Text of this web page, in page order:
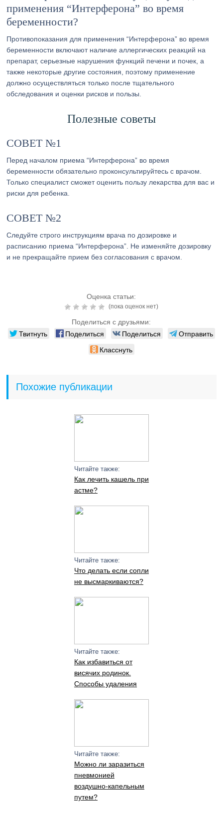
применения “Интерферона” во время
беременности?
Противопоказания для применения “Интерферона” во время
беременности включают наличие аллергических реакций на
препарат, серьезные нарушения функций печени и почек, а
также некоторые другие состояния, поэтому применение
должно осуществляться только после тщательного
обследования и оценки рисков и пользы.
Полезные советы
СОВЕТ №1
Перед началом приема “Интерферона” во время
беременности обязательно проконсультируйтесь с врачом.
Только специалист сможет оценить пользу лекарства для вас и
риски для ребенка.
СОВЕТ №2
Следуйте строго инструкциям врача по дозировке и
расписанию приема “Интерферона”. Не изменяйте дозировку
и не прекращайте прием без согласования с врачом.
Оценка статьи:
(пока оценок нет)
Поделиться с друзьями:
Твитнуть Поделиться Поделиться
Отправить
Класснуть
Похожие публикации
Читайте также:
Как лечить кашель при
астме?
Читайте также:
Что делать если сопли
не высмаркиваются?
Читайте также:
Как избавиться от
висячих родинок.
Способы удаления
Читайте также:
Можно ли заразиться
пневмонией
воздушно-капельным
путем?